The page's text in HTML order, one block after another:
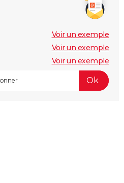
Voir un exemple
Voir un exemple
Voir un exemple